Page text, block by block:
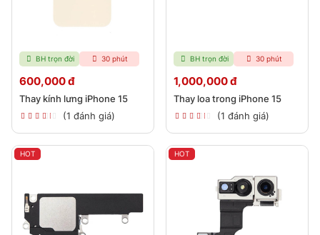
BH trọn đời 30 phút
600,000 đ
Thay kính lưng iPhone 15
(1 đánh giá)
BH trọn đời 30 phút
1,000,000 đ
Thay loa trong iPhone 15
(1 đánh giá)
HOT HOT